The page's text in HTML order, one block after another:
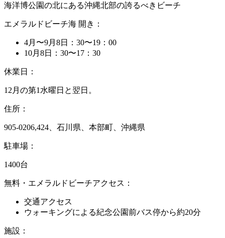
海洋博公園の北にある沖縄北部の誇るべきビーチ
エメラルドビーチ海 開き：
4月〜9月8日：30〜19：00
10月8日：30〜17：30
休業日：
12月の第1水曜日と翌日。
住所：
905-0206,424、石川県、本部町、沖縄県
駐車場：
1400台
無料・エメラルドビーチアクセス：
交通アクセス
ウォーキングによる紀念公園前バス停から約20分
施設：